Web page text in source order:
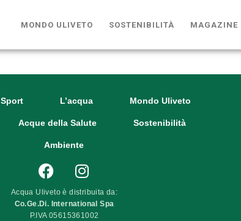
MONDO ULIVETO SOSTENIBILITÀ MAGAZINE
Sport L’acqua Mondo Uliveto
Acque della Salute Sostenibilità
Ambiente
Acqua Uliveto è distribuita da:
Co.Ge.Di. International Spa
P.IVA 05615361002